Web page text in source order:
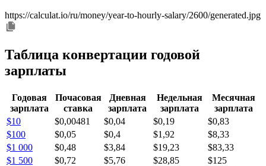
https://calculat.io/ru/money/year-to-hourly-salary/2600/generated.jpg
Таблица конвертации годовой
зарплаты
Годовая
зарплата
Почасовая
ставка
Дневная
зарплата
Недельная
зарплата
Месячная
зарплата
$10
$0,00481 $0,04 $0,19
$0,83
$100
$0,05 $0,4 $1,92
$8,33
$1 000
$0,48 $3,84 $19,23
$83,33
$1 500
$0,72 $5,76 $28,85
$125